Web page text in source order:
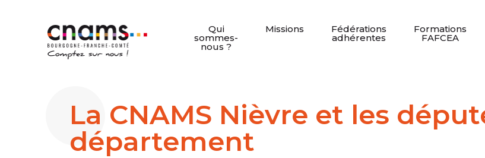
Qui
sommes-
nous ?
Missions Fédérations
adhérentes
Formations
FAFCEA
La CNAMS Nièvre et les
département